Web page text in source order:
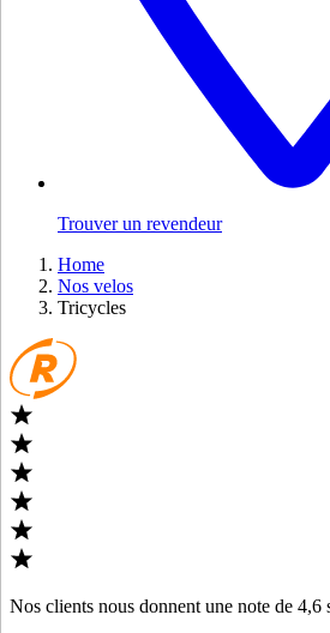
Trouver un revendeur
Home
Nos velos
Tricycles
Nos clients nous donnent une note de 4,6